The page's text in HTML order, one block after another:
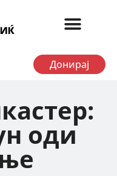
Донирај
оди